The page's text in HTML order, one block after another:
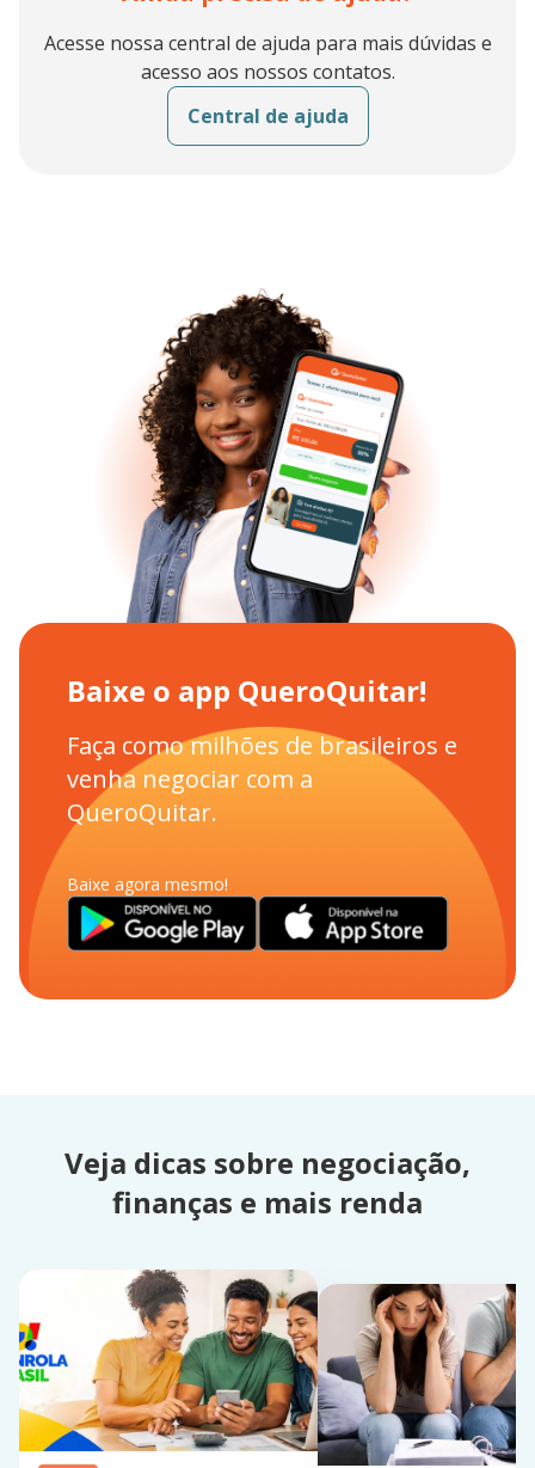
//ativosbb.com.br/
Central de Atendimento ao Cliente:0800 644 3030
Acesse nossa central de ajuda para mais dúvidas e
acesso aos nossos contatos.
Central de ajuda
Baixe o app QueroQuitar!
Faça como milhões de brasileiros e
venha negociar com a
QueroQuitar.
Baixe agora mesmo!
Veja dicas sobre negociação,
finanças e mais renda